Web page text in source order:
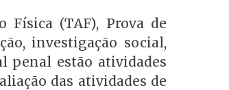
Física (TAF), Prova de
investigação social,
penal estão atividades
das atividades de